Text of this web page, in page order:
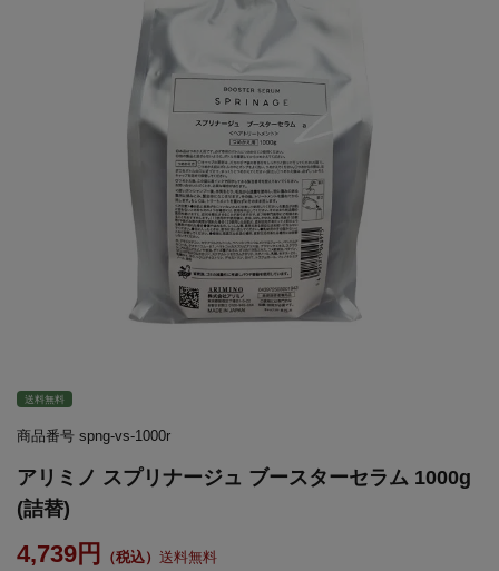
送料無料
商品番号 spng-vs-1000r
アリミノ スプリナージュ ブースターセラム 1000g
(詰替)
4,739 送料無料